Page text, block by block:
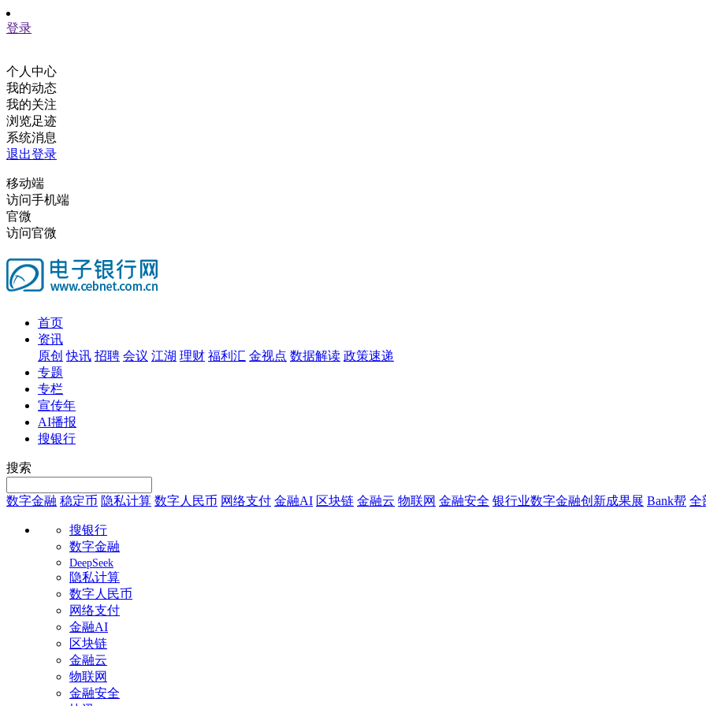
登录
个人中心
我的动态
我的关注
浏览足迹
系统消息
退出登录
移动端
访问手机端
官微
访问官微
首页
资讯
原创 快讯 招聘 会议 江湖 理财 福利汇 金视点 数据解读 政策速递
专题
专栏
宣传年
AI播报
搜银行
搜索
数字金融 稳定币 隐私计算 数字人民币 网络支付 金融AI 区块链 金融云 物联网 金融安全 银行业数字金融创新成果展 Bank帮 全
搜银行
数字金融
DeepSeek
隐私计算
数字人民币
网络支付
金融AI
区块链
金融云
物联网
金融安全